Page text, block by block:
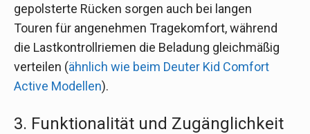
gepolsterte Rücken sorgen auch bei langen
Touren für angenehmen Tragekomfort, während
die Lastkontrollriemen die Beladung gleichmäßig
verteilen (ähnlich wie beim Deuter Kid Comfort
Active Modellen).
3. Funktionalität und Zugänglichkeit